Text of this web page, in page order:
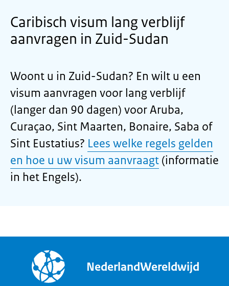
Caribisch visum lang verblijf
aanvragen in Zuid-Sudan
Woont u in Zuid-Sudan? En wilt u een
visum aanvragen voor lang verblijf
(langer dan 90 dagen) voor Aruba,
Curaçao, Sint Maarten, Bonaire, Saba of
Sint Eustatius? Lees welke regels gelden
en hoe u uw visum aanvraagt (informatie
in het Engels).
NederlandWereldwijd